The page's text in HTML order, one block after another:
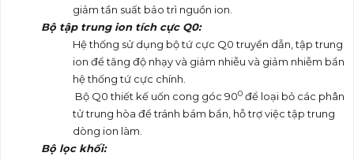
giảm tần suất bảo trì nguồn ion.
Bộ tập trung ion tích cực Q0:
Hệ thống sử dụng bộ tứ cực Q0 truyền dẫn, tập trung
ion để tăng độ nhạy và giảm nhiễu và giảm nhiễm bẩn
hệ thống tứ cực chính.
Bộ Q0 thiết kế uốn cong góc 900 để loại bỏ các phân
tử trung hòa để tránh bám bẩn, hỗ trợ việc tập trung
dòng ion làm.
Bộ lọc khối: